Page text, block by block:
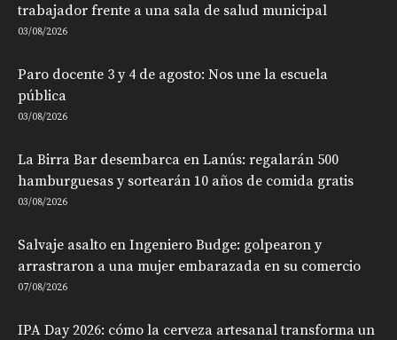
trabajador frente a una sala de salud municipal
03/08/2026
Paro docente 3 y 4 de agosto: Nos une la escuela
pública
03/08/2026
La Birra Bar desembarca en Lanús: regalarán 500
hamburguesas y sortearán 10 años de comida gratis
03/08/2026
Salvaje asalto en Ingeniero Budge: golpearon y
arrastraron a una mujer embarazada en su comercio
07/08/2026
IPA Day 2026: cómo la cerveza artesanal transforma un